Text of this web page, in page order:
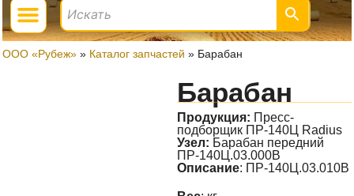
Menu
ООО «Рубеж» » Каталог запчастей » Барабан
Барабан
Продукция: Пресс-
подборщик ПР-140Ц Radius
Узел: Барабан передний
ПР-140Ц.03.000В
Описание: ПР-140Ц.03.010В